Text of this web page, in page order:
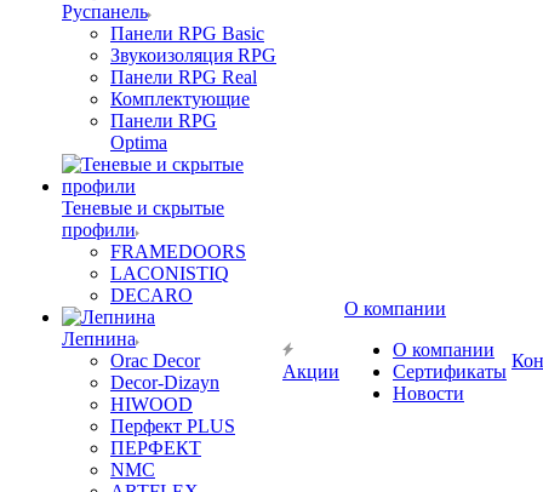
Руспанель
Панели RPG Basic
Звукоизоляция RPG
Панели RPG Real
Комплектующие
Панели RPG
Optima
Теневые и скрытые
профили
FRAMEDOORS
LACONISTIQ
DECARO
Лепнина
Orac Decor
Decor-Dizayn
HIWOOD
Перфект PLUS
ПЕРФЕКТ
NMC
Акции
О компании
О компании
Сертификаты
Новости